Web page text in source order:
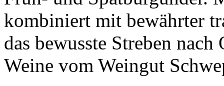
kombiniert mit bewährter
das bewusste Streben
Weine vom Weingut